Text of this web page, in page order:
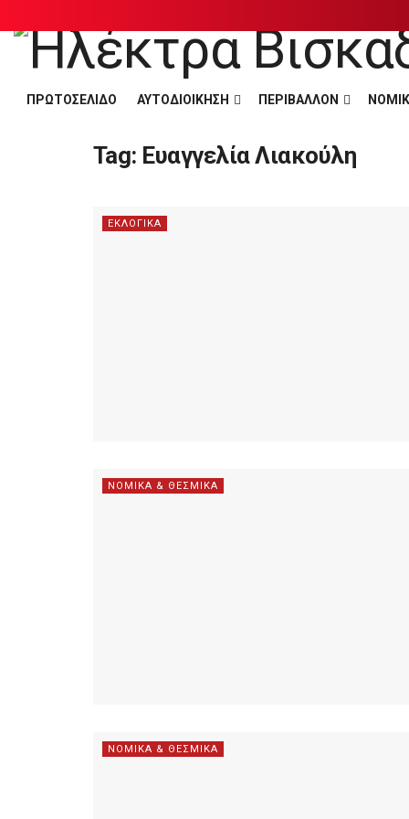
ΠΡΩΤΟΣΕΛΙΔΟ ΑΥΤΟΔΙΟΙΚΗΣΗ ΠΕΡΙΒΑΛΛΟΝ
Tag: Ευαγγελία Λιακούλη
ΕΚΛΟΓΙΚΑ
ΝΟΜΙΚΑ & ΘΕΣΜΙΚΑ
ΝΟΜΙΚΑ & ΘΕΣΜΙΚΑ